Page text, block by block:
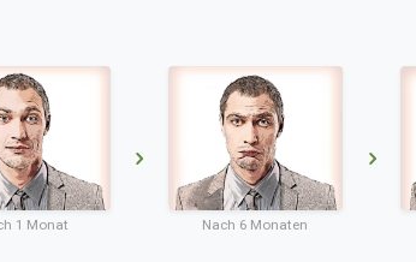
1 Monat Nach 6 Monaten